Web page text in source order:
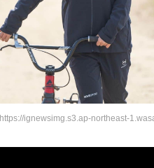
https://ignewsimg.s3.ap-northeast-